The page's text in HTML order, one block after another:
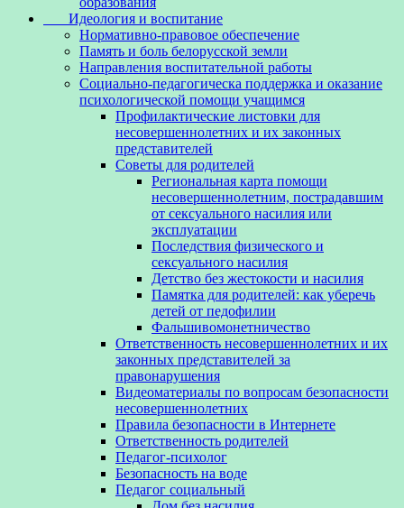
Идеология и воспитание
Нормативно-правовое обеспечение
Память и боль белорусской земли
Направления воспитательной работы
Социально-педагогическа поддержка и оказание
психологической помощи учащимся
Профилактические листовки для
несовершеннолетних и их законных
представителей
Советы для родителей
Региональная карта помощи
несовершеннолетним, пострадавшим
от сексуального насилия или
эксплуатации
Последствия физического и
сексуального насилия
Детство без жестокости и насилия
Памятка для родителей: как уберечь
детей от педофилии
Фальшивомонетничество
Ответственность несовершеннолетних и их
законных представителей за
правонарушения
Видеоматериалы по вопросам безопасности
несовершеннолетних
Правила безопасности в Интернете
Ответственность родителей
Педагог-психолог
Безопасность на воде
Педагог социальный